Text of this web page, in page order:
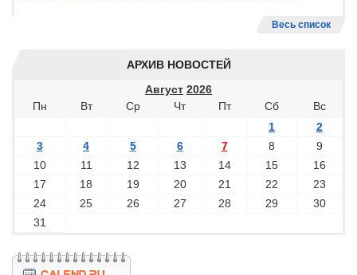
Весь список
АРХИВ НОВОСТЕЙ
Август 2026
Пн
Вт Ср Чт Пт Сб
Вс
1
2
3
4 5 6 7 8
9
10
11 12 13 14 15
16
17
18 19 20 21 22
23
24
25 26 27 28 29
30
31